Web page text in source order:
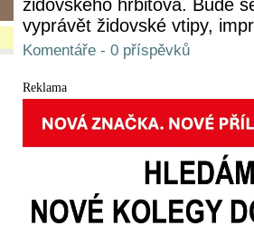
židovského hřbitova. Bude
vyprávět židovské vtipy,
Komentáře - 0 příspěvků
Reklama